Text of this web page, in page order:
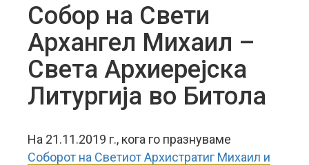
Собор на Свети
Архангел Михаил –
Света Архиерејска
Литургија во Битола
На 21.11.2019 г., кога го празнуваме
Соборот на Светиот Архистратиг Михаил и